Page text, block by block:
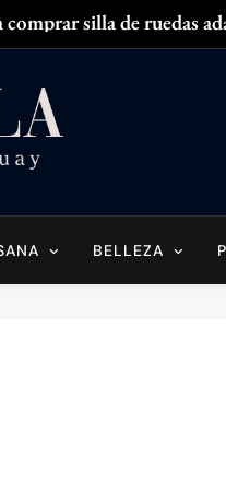
silla de ruedas
Zendaya
BELLEZA